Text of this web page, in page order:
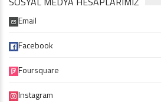
Email
Facebook
Foursquare
Instagram